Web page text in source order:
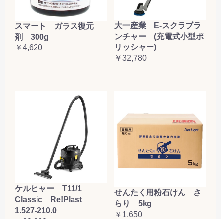
スマート ガラス復元
剤 300g
￥4,620
大一産業 E-スクラブラ
ンチャー (充電式小型ポ
リッシャー)
￥32,780
ケルヒャー T11/1
Classic Re!Plast
1.527-210.0
せんたく用粉石けん さ
らり 5kg
￥1,650